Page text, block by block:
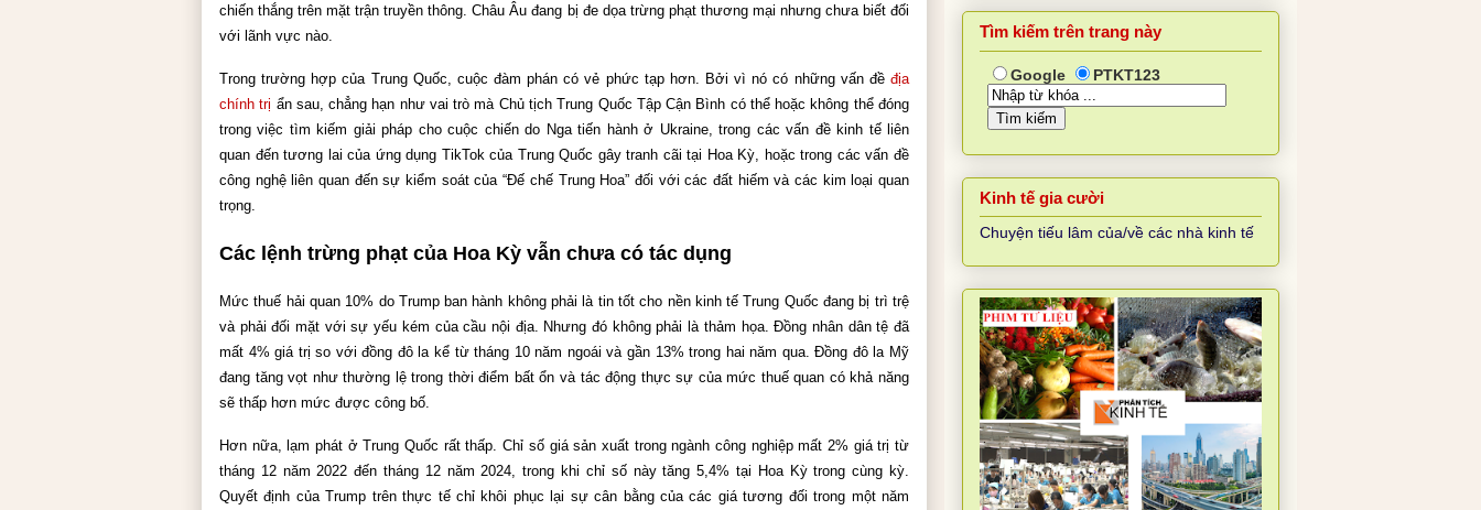
chiến thắng trên mặt trận truyền thông. Châu Âu đang bị đe dọa trừng phạt thương mại nhưng chưa biết đối
với lãnh vực nào.
Trong trường hợp của Trung Quốc, cuộc đàm phán có vẻ phức tạp hơn. Bởi vì nó có những vấn đề địa
chính trị ẩn sau, chẳng hạn như vai trò mà Chủ tịch Trung Quốc Tập Cận Bình có thể hoặc không thể đóng
trong việc tìm kiếm giải pháp cho cuộc chiến do Nga tiến hành ở Ukraine, trong các vấn đề kinh tế liên
quan đến tương lai của ứng dụng TikTok của Trung Quốc gây tranh cãi tại Hoa Kỳ, hoặc trong các vấn đề
công nghệ liên quan đến sự kiểm soát của “Đế chế Trung Hoa” đối với các đất hiếm và các kim loại quan
trọng.
Các lệnh trừng phạt của Hoa Kỳ vẫn chưa có tác dụng
Mức thuế hải quan 10% do Trump ban hành không phải là tin tốt cho nền kinh tế Trung Quốc đang bị trì trệ
và phải đối mặt với sự yếu kém của cầu nội địa. Nhưng đó không phải là thảm họa. Đồng nhân dân tệ đã
mất 4% giá trị so với đồng đô la kể từ tháng 10 năm ngoái và gần 13% trong hai năm qua. Đồng đô la Mỹ
đang tăng vọt như thường lệ trong thời điểm bất ổn và tác động thực sự của mức thuế quan có khả năng
sẽ thấp hơn mức được công bố.
Hơn nữa, lạm phát ở Trung Quốc rất thấp. Chỉ số giá sản xuất trong ngành công nghiệp mất 2% giá trị từ
tháng 12 năm 2022 đến tháng 12 năm 2024, trong khi chỉ số này tăng 5,4% tại Hoa Kỳ trong cùng kỳ.
Quyết định của Trump trên thực tế chỉ khôi phục lại sự cân bằng của các giá tương đối trong một năm
Tìm kiếm trên trang này
Google PTKT123
Kinh tế gia cười
Chuyện tiếu lâm của/về các nhà kinh tế